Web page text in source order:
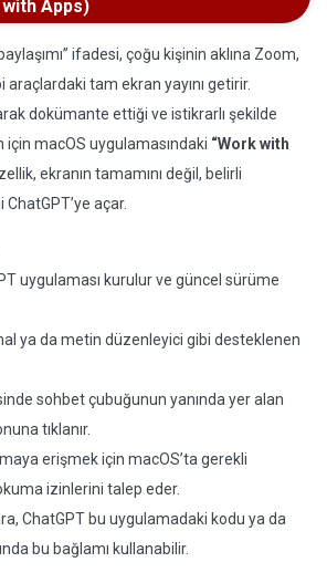
with Apps)
ifadesi, çoğu kişinin aklına Zoom,
araçlardaki tam ekran yayını getirir.
dokümante ettiği ve istikrarlı şekilde
için macOS uygulamasındaki “Work with
ekranın tamamını değil, belirli
açar.
uygulaması kurulur ve güncel sürüme
ya da metin düzenleyici gibi desteklenen
sohbet çubuğunun yanında yer alan
tıklanır.
erişmek için macOS’ta gerekli
izinlerini talep eder.
ChatGPT bu uygulamadaki kodu ya da
bu bağlamı kullanabilir.